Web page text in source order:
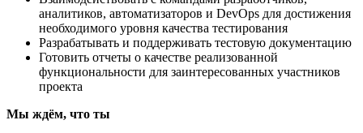
аналитиков, автоматизаторов и DevOps для достижения
необходимого уровня качества тестирования
Разрабатывать и поддерживать тестовую документацию
Готовить отчеты о качестве реализованной
функциональности для заинтересованных участников
проекта
Мы ждём, что ты